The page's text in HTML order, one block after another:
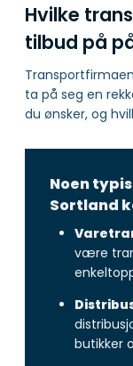
Hvilke
tilbud på
ta på seg en
du ønsker, og
Noen
Sortland
være
butikker